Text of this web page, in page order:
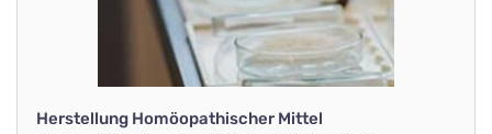
Herstellung Homöopathischer Mittel